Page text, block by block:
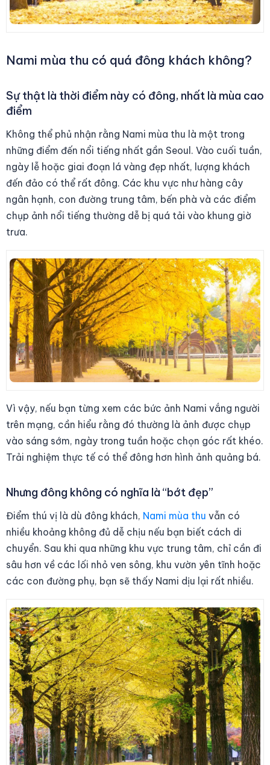
Nami mùa thu có quá đông khách không?
Sự thật là thời điểm này có đông, nhất là mùa cao
điểm
Không thể phủ nhận rằng Nami mùa thu là một trong
những điểm đến nổi tiếng nhất gần Seoul. Vào cuối tuần,
ngày lễ hoặc giai đoạn lá vàng đẹp nhất, lượng khách
đến đảo có thể rất đông. Các khu vực như hàng cây
ngân hạnh, con đường trung tâm, bến phà và các điểm
chụp ảnh nổi tiếng thường dễ bị quá tải vào khung giờ
trưa.
Vì vậy, nếu bạn từng xem các bức ảnh Nami vắng người
trên mạng, cần hiểu rằng đó thường là ảnh được chụp
vào sáng sớm, ngày trong tuần hoặc chọn góc rất khéo.
Trải nghiệm thực tế có thể đông hơn hình ảnh quảng bá.
Nhưng đông không có nghĩa là “bớt đẹp”
Điểm thú vị là dù đông khách, Nami mùa thu vẫn có
nhiều khoảng không đủ dễ chịu nếu bạn biết cách di
chuyển. Sau khi qua những khu vực trung tâm, chỉ cần đi
sâu hơn về các lối nhỏ ven sông, khu vườn yên tĩnh hoặc
các con đường phụ, bạn sẽ thấy Nami dịu lại rất nhiều.